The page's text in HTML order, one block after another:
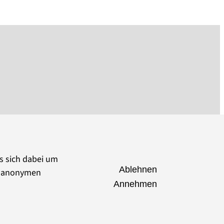
sich dabei um
Ablehnen
Annehmen